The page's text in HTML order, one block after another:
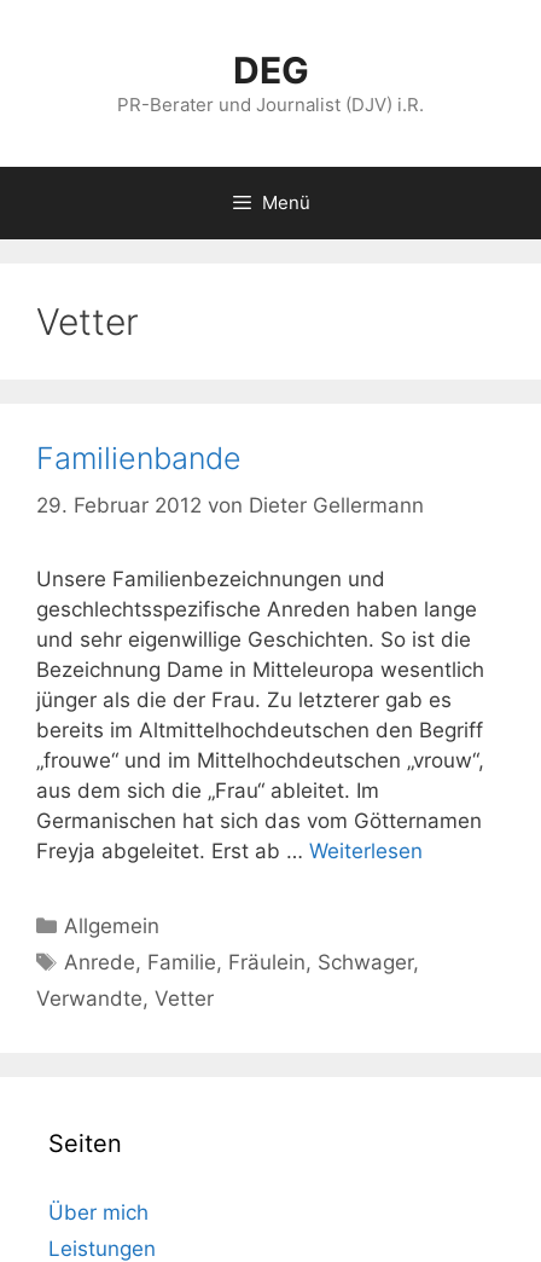
DEG
PR-Berater und Journalist (DJV) i.R.
Menü
Vetter
Familienbande
29. Februar 2012 von Dieter Gellermann
Unsere Familienbezeichnungen und
geschlechtsspezifische Anreden haben lange
und sehr eigenwillige Geschichten. So ist die
Bezeichnung Dame in Mitteleuropa wesentlich
jünger als die der Frau. Zu letzterer gab es
bereits im Altmittelhochdeutschen den Begriff
„frouwe“ und im Mittelhochdeutschen „vrouw“,
aus dem sich die „Frau“ ableitet. Im
Germanischen hat sich das vom Götternamen
Freyja abgeleitet. Erst ab … Weiterlesen
Kategorien
Allgemein
Schlagwörter
Anrede, Familie, Fräulein, Schwager,
Verwandte, Vetter
Seiten
Über mich
Leistungen